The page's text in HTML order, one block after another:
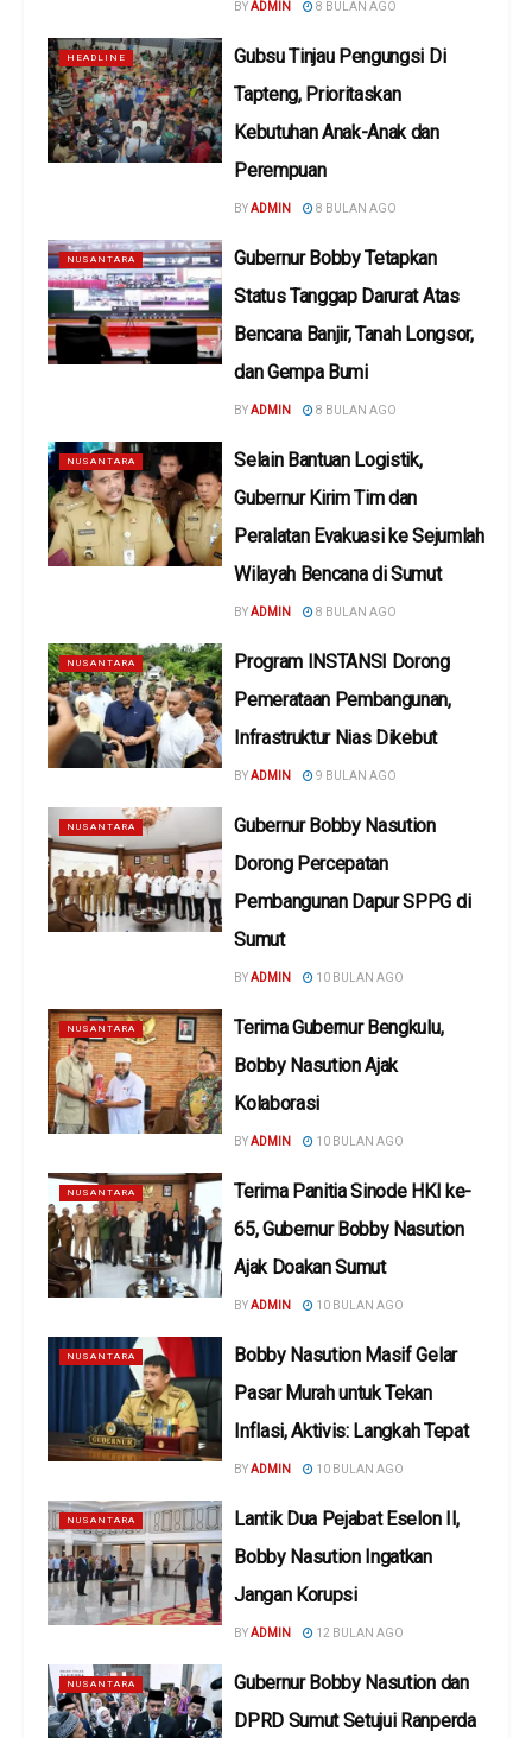
BYADMIN 8 BULAN AGO
HEADLINE
Gubsu Tinjau Pengungsi Di
Tapteng, Prioritaskan
Kebutuhan Anak-Anak dan
Perempuan
BYADMIN 8 BULAN AGO
NUSANTARA
Gubernur Bobby Tetapkan
Status Tanggap Darurat Atas
Bencana Banjir, Tanah Longsor,
dan Gempa Bumi
BYADMIN 8 BULAN AGO
NUSANTARA
Selain Bantuan Logistik,
Gubernur Kirim Tim dan
Peralatan Evakuasi ke Sejumlah
Wilayah Bencana di Sumut
BYADMIN 8 BULAN AGO
NUSANTARA
Program INSTANSI Dorong
Pemerataan Pembangunan,
Infrastruktur Nias Dikebut
BYADMIN 9 BULAN AGO
NUSANTARA
Gubernur Bobby Nasution
Dorong Percepatan
Pembangunan Dapur SPPG di
Sumut
BYADMIN 10 BULAN AGO
NUSANTARA
Terima Gubernur Bengkulu,
Bobby Nasution Ajak
Kolaborasi
BYADMIN 10 BULAN AGO
NUSANTARA
Terima Panitia Sinode HKI ke-
65, Gubernur Bobby Nasution
Ajak Doakan Sumut
BYADMIN 10 BULAN AGO
NUSANTARA
Bobby Nasution Masif Gelar
Pasar Murah untuk Tekan
Inflasi, Aktivis: Langkah Tepat
BYADMIN 10 BULAN AGO
NUSANTARA
Lantik Dua Pejabat Eselon II,
Bobby Nasution Ingatkan
Jangan Korupsi
BYADMIN 12 BULAN AGO
NUSANTARA
Gubernur Bobby Nasution dan
DPRD Sumut Setujui Ranperda